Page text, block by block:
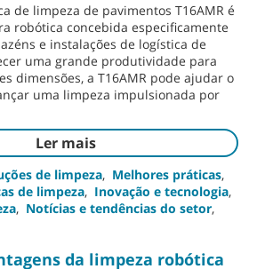
de limpeza de pavimentos T16AMR é
robótica concebida especificamente
e instalações de logística de
uma grande produtividade para
dimensões, a T16AMR pode ajudar o
uma limpeza impulsionada por
Ler mais
de limpeza, Melhores práticas,
de limpeza, Inovação e tecnologia,
, Notícias e tendências do setor,
da limpeza robótica